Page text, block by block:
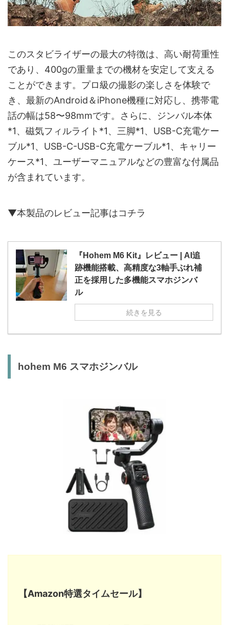
このスタビライザーの最大の特徴は、高い耐荷重性
であり、400gの重量までの機材を安定して支える
ことができます。プロ級の撮影の楽しさを体験で
き、最新のAndroid＆iPhone機種に対応し、携帯電
話の幅は58〜98mmです。さらに、ジンバル本体
*1、磁気フィルライト*1、三脚*1、USB-C充電ケー
ブル*1、USB-C-USB-C充電ケーブル*1、キャリー
ケース*1、ユーザーマニュアルなどの豊富な付属品
が含まれています。
▼本製品のレビュー記事はコチラ
『Hohem M6 Kit』レビュー | AI追
跡機能搭載、高精度な3軸手ぶれ補
正を採用した多機能スマホジンバ
ル
続きを見る
hohem M6 スマホジンバル
【Amazon特選タイムセール】